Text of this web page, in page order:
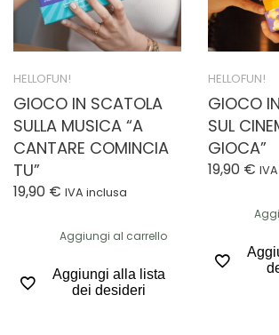
HELLOFUN!
GIOCO IN SCATOLA
SULLA MUSICA “A
CANTARE COMINCIA
TU”
19,90 € IVA inclusa
Aggiungi al carrello
Aggiungi alla lista
dei desideri
HELLOFUN!
GIOCO
SUL
GIOCA”
19,90 €